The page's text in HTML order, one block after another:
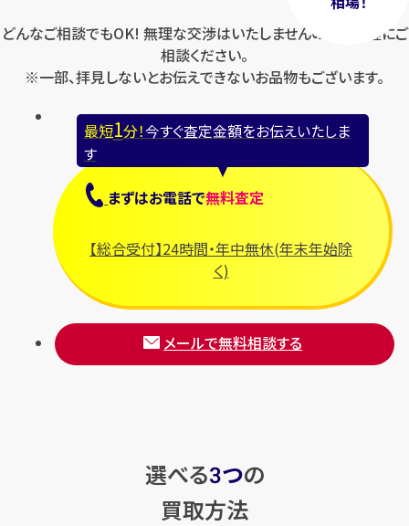
どんなご相談でもOK! 無理な交渉はいたしませんのでお気軽にご
相談ください。
※一部、拝見しないとお伝えできないお品物もございます。
最短1分！今すぐ査定金額をお伝えいたしま
す
まずはお電話で無料査定
【総合受付】24時間・年中無休(年末年始除
く)
メールで無料相談する
選べる3つの
買取方法